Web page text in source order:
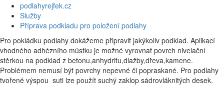
podlahyrejfek.cz
Služby
Příprava podkladu pro položení podlahy
Pro pokládku podlahy dokážeme připravit jakýkoliv podklad. Aplikací
vhodného adhézního můstku je možné vyrovnat povrch nivelační
stěrkou na podklad z betonu,anhydritu,dlažby,dřeva,kamene.
Problémem nemusí být povrchy nepevné či popraskané. Pro podlahy
tvořené výspou suti lze použít suchý zaklop sádrovláknitých desek.